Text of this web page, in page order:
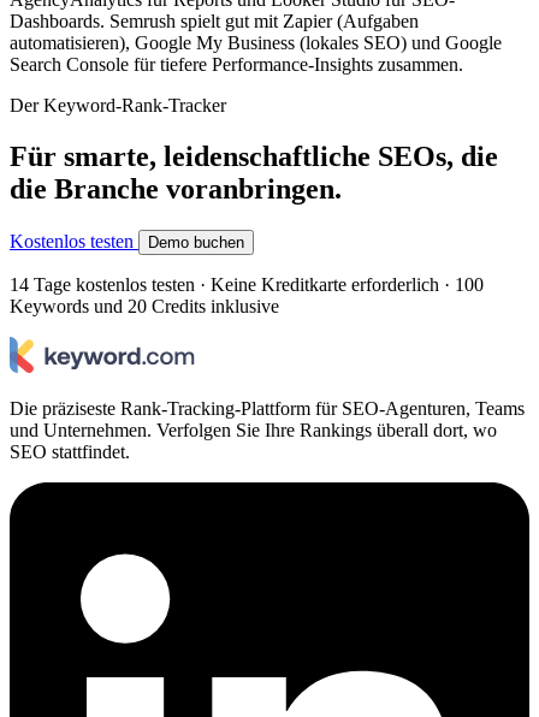
Dashboards. Semrush spielt gut mit Zapier (Aufgaben
automatisieren), Google My Business (lokales SEO) und Google
Search Console für tiefere Performance-Insights zusammen.
Der Keyword-Rank-Tracker
Für smarte, leidenschaftliche SEOs, die
die Branche voranbringen.
Kostenlos testen Demo buchen
14 Tage kostenlos testen · Keine Kreditkarte erforderlich · 100
Keywords und 20 Credits inklusive
Die präziseste Rank-Tracking-Plattform für SEO-Agenturen, Teams
und Unternehmen. Verfolgen Sie Ihre Rankings überall dort, wo
SEO stattfindet.